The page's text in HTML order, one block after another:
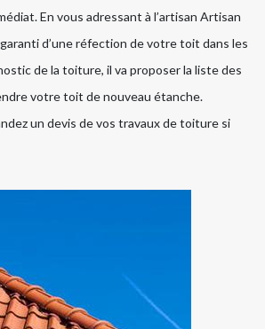
En vous adressant à l’artisan Artisan
d’une réfection de votre toit dans les
de la toiture, il va proposer la liste des
votre toit de nouveau étanche.
un devis de vos travaux de toiture si